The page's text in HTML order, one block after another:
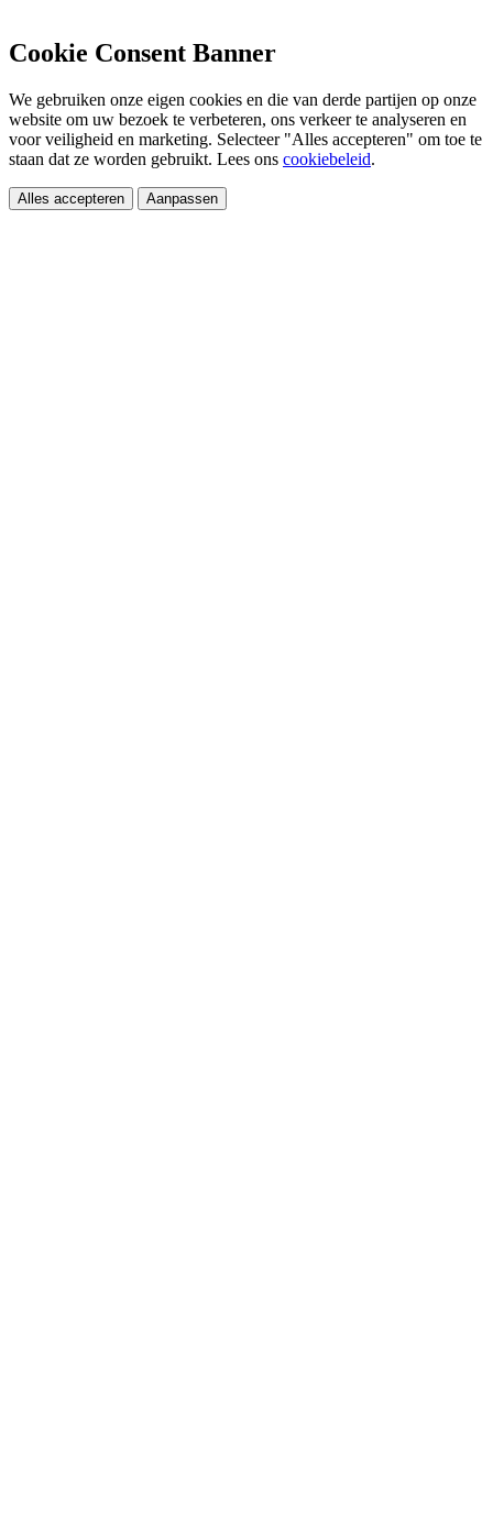
Cookie Consent Banner
We gebruiken onze eigen cookies en die van derde partijen op onze
website om uw bezoek te verbeteren, ons verkeer te analyseren en
voor veiligheid en marketing. Selecteer "Alles accepteren" om toe te
staan dat ze worden gebruikt. Lees ons cookiebeleid.
Alles accepteren Aanpassen